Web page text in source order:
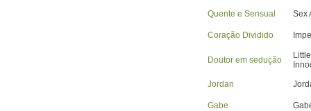
Quente e Sensual Sex
Coração Dividido
Doutor em sedução
Jordan
Gabe